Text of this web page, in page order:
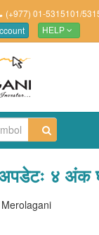
(+977) 01-5315101/
HELP
४ अंक
Merolagani